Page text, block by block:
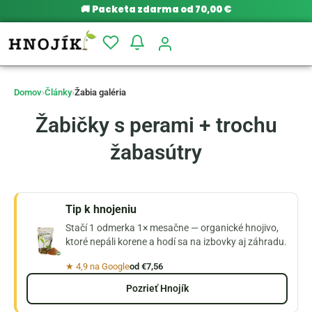
🚚 Packeta zdarma od 70,00 €
Domov›Články›Žabia galéria
Žabičky s perami + trochu
žabasútry
Tip k hnojeniu
Stačí 1 odmerka 1× mesačne — organické hnojivo,
ktoré nepáli korene a hodí sa na izbovky aj záhradu.
★ 4,9 na Googleod €7,56
Pozrieť Hnojík